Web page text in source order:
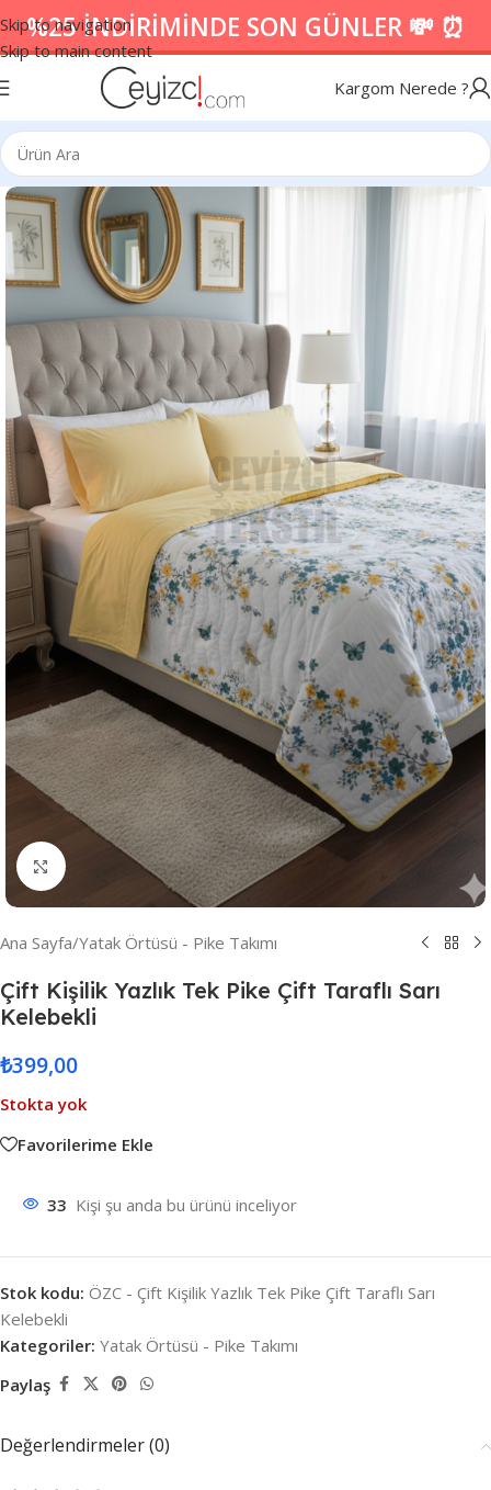
Skip to navigation
Skip to main content
%25 İNDİRİMİNDE SON GÜNLER 💸 ⏰
Kargom Nerede ?
Resmi Büyüt
Ana Sayfa/Yatak Örtüsü - Pike Takımı
Çift Kişilik Yazlık Tek Pike Çift Taraflı Sarı
Kelebekli
₺399,00
Stokta yok
Favorilerime Ekle
33 Kişi şu anda bu ürünü inceliyor
Stok kodu: ÖZC - Çift Kişilik Yazlık Tek Pike Çift Taraflı Sarı
Kelebekli
Kategoriler: Yatak Örtüsü - Pike Takımı
Paylaş
Değerlendirmeler (0)